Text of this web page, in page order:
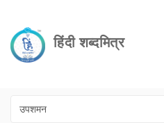
हिंदी शब्दमित्र